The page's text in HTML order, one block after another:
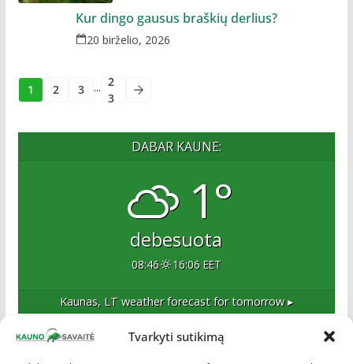
Tvarkyti sutikimą
Kur dingo gausus braškių derlius?
20 birželio, 2026
1 2 3 ... 2
3
DABAR KAUNE:
1°
debesuota
08:46 16:06 EET
Kaunas, LTweather forecast for tomorrow ▸